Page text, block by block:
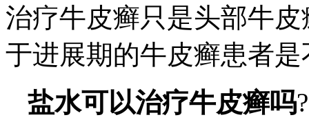
治疗牛皮癣只是头部牛
于进展期的牛皮癣患者
盐水可以治疗牛皮癣吗